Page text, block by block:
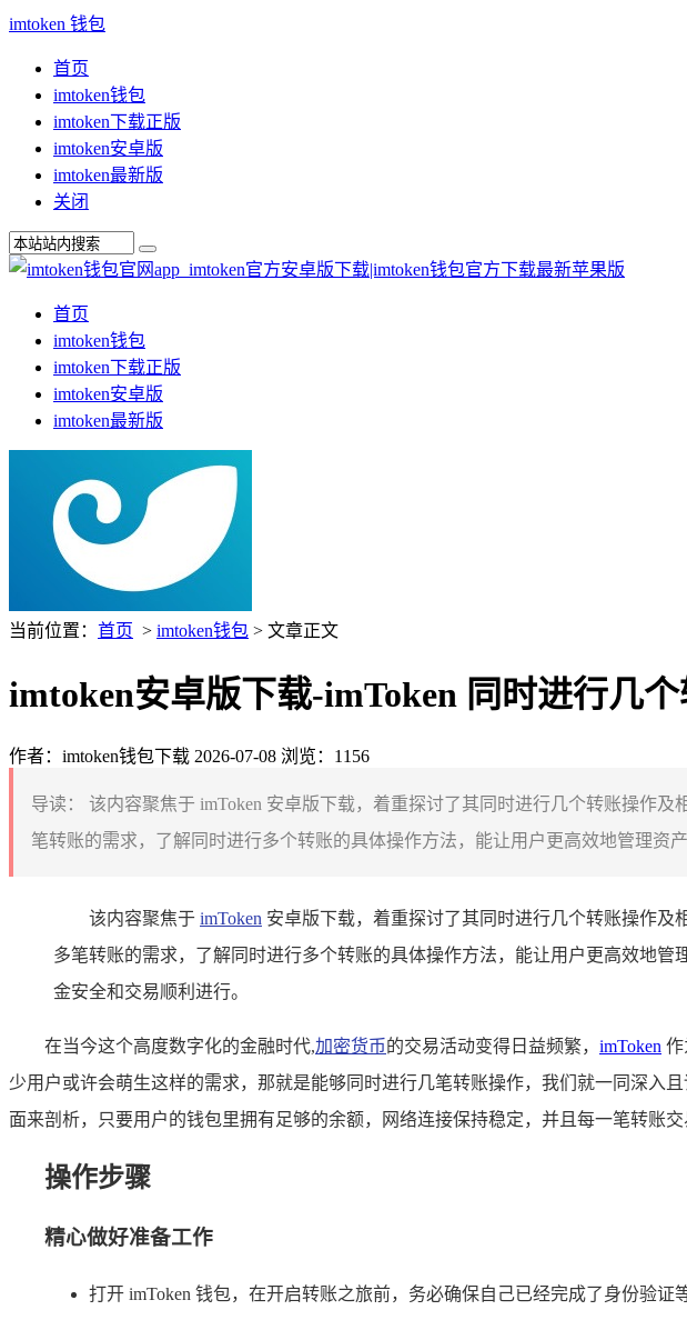
imtoken 钱包
首页
imtoken钱包
imtoken下载正版
imtoken安卓版
imtoken最新版
关闭
首页
imtoken钱包
imtoken下载正版
imtoken安卓版
imtoken最新版
当前位置： 首页 > imtoken钱包 > 文章正文
imtoken安卓版下载-imToken 同时进行几
作者：imtoken钱包下载 2026-07-08 浏览：1156
导读：
该内容聚焦于 imToken 安卓版下载，着重探讨了其同时进行几个转账操作
笔转账的需求，了解同时进行多个转账的具体操作方法，能让用户更高效地管理资
该内容聚焦于 imToken 安卓版下载，着重探讨了其同时进行几个转账操作及
多笔转账的需求，了解同时进行多个转账的具体操作方法，能让用户更高效地
金安全和交易顺利进行。
在当今这个高度数字化的金融时代,加密货币的交易活动变得日益频繁， imToken 作
少用户或许会萌生这样的需求，那就是能够同时进行几笔转账操作，我们就一同深入
面来剖析，只要用户的钱包里拥有足够的余额，网络连接保持稳定，并且每一笔转账
操作步骤
精心做好准备工作
打开 imToken 钱包，在开启转账之旅前，务必确保自己已经完成了身份验